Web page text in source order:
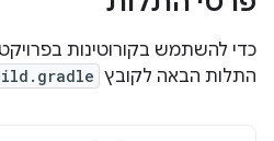
התלות הבאה לקובץ